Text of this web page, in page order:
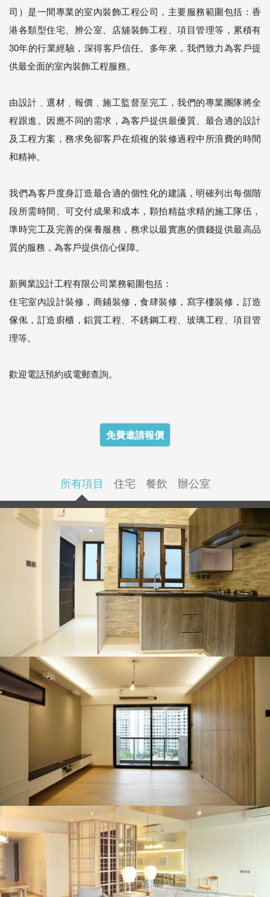
司）是一間專業的室內裝飾工程公司，主要服務範圍包括：香
港各類型住宅、辨公室、店舖裝飾工程、項目管理等，累積有
30年的行業經驗，深得客戶信任。多年來，我們致力為客戶提
供最全面的室內裝飾工程服務。
由設計﹑選材﹑報價﹑施工監督至完工，我們的專業團隊將全
程跟進。因應不同的需求，為客戶提供最優質、最合適的設計
及工程方案，務求免卻客戶在煩複的裝修過程中所浪費的時間
和精神。
我們為客戶度身訂造最合適的個性化的建議，明確列出每個階
段所需時間、可交付成果和成本，顆拍精益求精的施工隊伍，
準時完工及完善的保養服務，務求以最實惠的價錢提供最高品
質的服務，為客戶提供信心保障。
新興業設計工程有限公司業務範圍包括：
住宅室內設計裝修，商鋪裝修，食肆裝修，寫字樓裝修，訂造
傢俬，訂造廚櫃，鋁質工程、不銹鋼工程、玻璃工程、項目管
理等。
歡迎電話預約或電郵查詢。
免費邀請報價
所有項目 住宅 餐飲 辦公室